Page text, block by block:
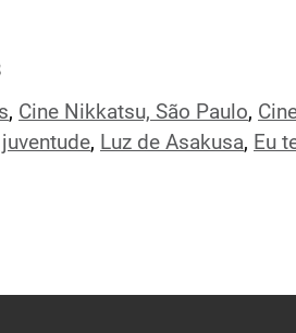
, Cine Nikkatsu, São Paulo,
, Luz de Asakusa, Eu